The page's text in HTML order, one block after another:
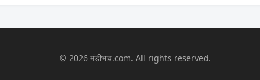
© 2026 मंडीभाव.com. All rights reserved.